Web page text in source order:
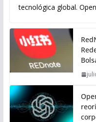
tecnológica global.